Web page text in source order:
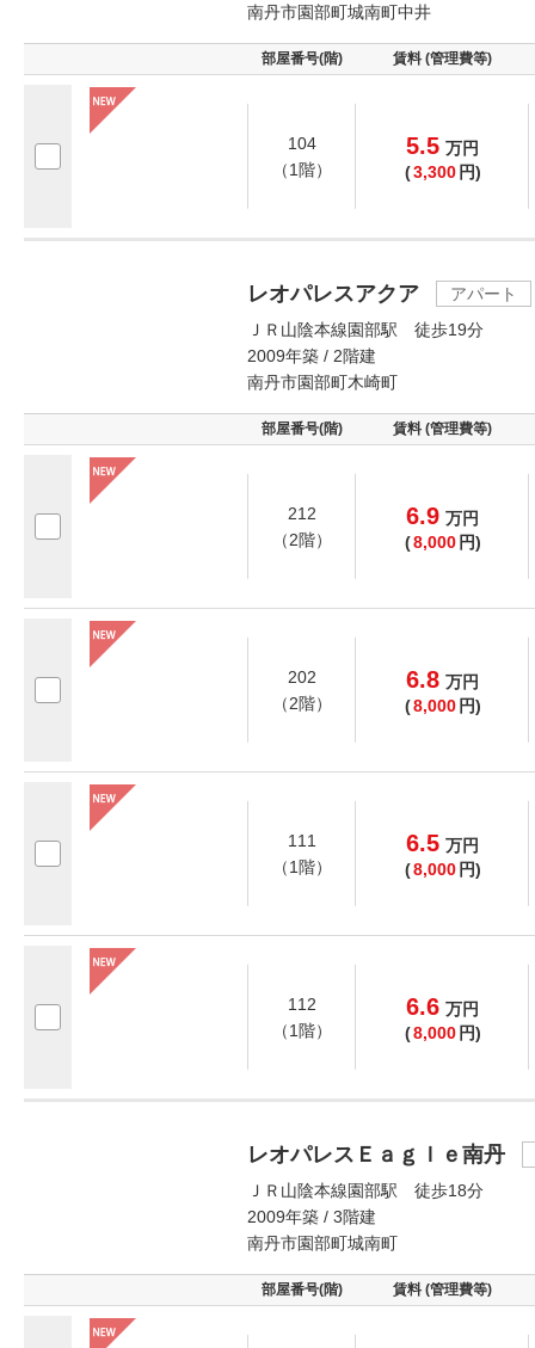
南丹市園部町城南町中井
部屋番号(階) 賃料 (管理費等)
104
（1階）
5.5 万円
(3,300 円)
レオパレスアクア
アパート
ＪＲ山陰本線園部駅 徒歩19分
2009年築 / 2階建
南丹市園部町木崎町
部屋番号(階) 賃料 (管理費等)
212
（2階）
6.9 万円
(8,000 円)
202
（2階）
6.8 万円
(8,000 円)
111
（1階）
6.5 万円
(8,000 円)
112
（1階）
6.6 万円
(8,000 円)
レオパレスＥａｇｌｅ南丹
ＪＲ山陰本線園部駅 徒歩18分
2009年築 / 3階建
南丹市園部町城南町
部屋番号(階) 賃料 (管理費等)